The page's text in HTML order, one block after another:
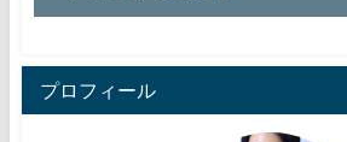
プロフィール